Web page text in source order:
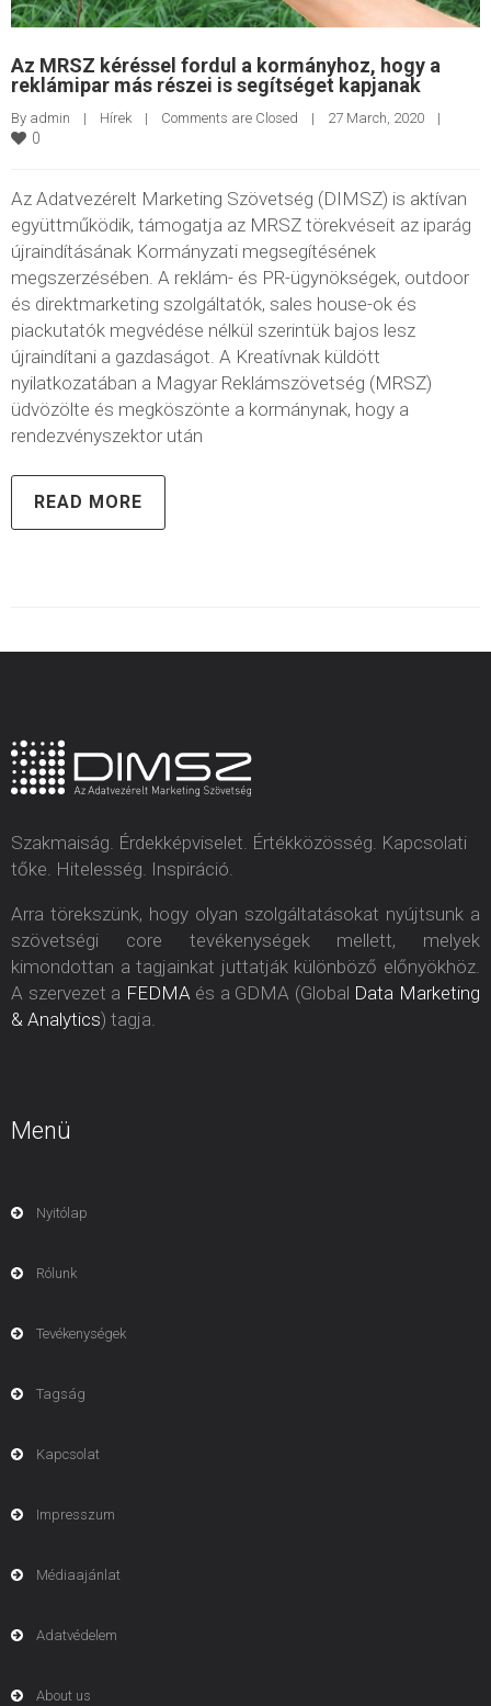
Az MRSZ kéréssel fordul a kormányhoz, hogy a
reklámipar más részei is segítséget kapjanak
By admin | Hírek | Comments are Closed | 27 March, 2020 |
0
Az Adatvezérelt Marketing Szövetség (DIMSZ) is aktívan
együttműködik, támogatja az MRSZ törekvéseit az iparág
újraindításának Kormányzati megsegítésének
megszerzésében. A reklám- és PR-ügynökségek, outdoor
és direktmarketing szolgáltatók, sales house-ok és
piackutatók megvédése nélkül szerintük bajos lesz
újraindítani a gazdaságot. A Kreatívnak küldött
nyilatkozatában a Magyar Reklámszövetség (MRSZ)
üdvözölte és megköszönte a kormánynak, hogy a
rendezvényszektor után
READ MORE
Szakmaiság. Érdekképviselet. Értékközösség. Kapcsolati
tőke. Hitelesség. Inspiráció.
Arra törekszünk, hogy olyan szolgáltatásokat nyújtsunk a
szövetségi core tevékenységek mellett, melyek
kimondottan a tagjainkat juttatják különböző előnyökhöz.
A szervezet a FEDMA és a GDMA (Global Data Marketing
& Analytics) tagja.
Menü
Nyitólap
Rólunk
Tevékenységek
Tagság
Kapcsolat
Impresszum
Médiaajánlat
Adatvédelem
About us